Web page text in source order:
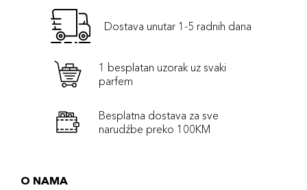
Dostava unutar 1-5 radnih dana
1 besplatan uzorak uz svaki
parfem
Besplatna dostava za sve
narudźbe preko 100KM
O NAMA